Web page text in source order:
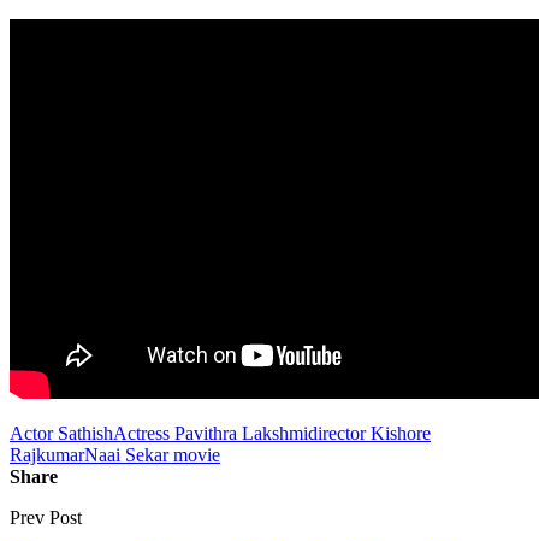
Actor SathishActress Pavithra Lakshmidirector Kishore
RajkumarNaai Sekar movie
Share
Prev Post